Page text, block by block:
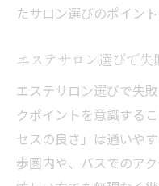
たサロン選びのポイン
エステサロン選びで
エステサロン選びで失
クポイントを意識する
セスの良さ」は通いや
歩圏内や、バスでのア